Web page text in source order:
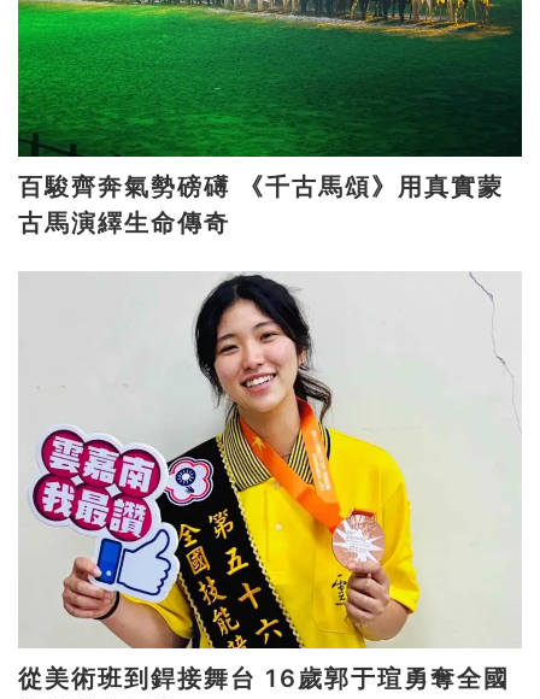
百駿齊奔氣勢磅礡 《千古馬頌》用真實蒙
古馬演繹生命傳奇
從美術班到銲接舞台 16歲郭于瑄勇奪全國